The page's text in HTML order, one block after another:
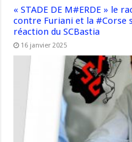
« STADE DE M#ERDE » le
contre Furiani et la #Corse
réaction du SCBastia
16 janvier 2025